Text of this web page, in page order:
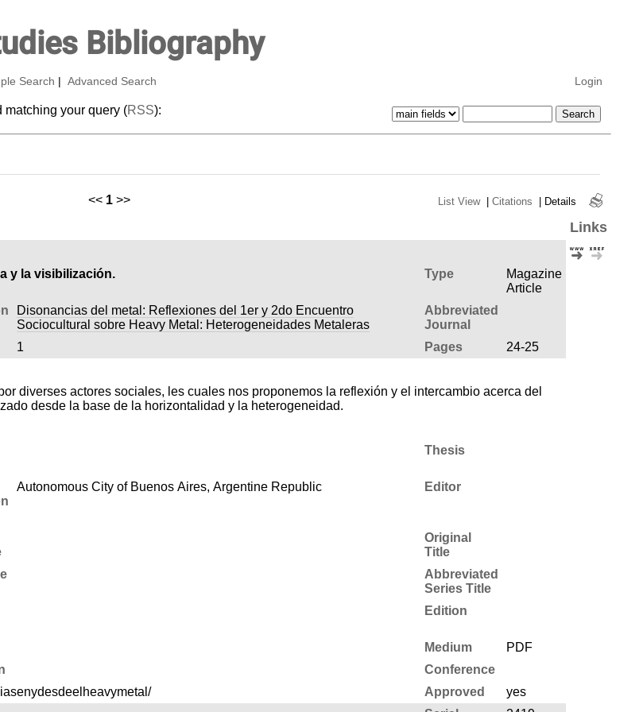
Bibliography
Search Advanced Search Login
matching your query (RSS):
<< 1 >> List View | Citations | Details
Links
y la visibilización. Type
Magazine
Article
Disonancias del metal: Reflexiones del 1er y 2do Encuentro
Sociocultural sobre Heavy Metal: Heterogeneidades Metaleras
Abbreviated
Journal
1 Pages
24-25
diverses actores sociales, les cuales nos proponemos la reflexión y el intercambio acerca del
desde la base de la horizontalidad y la heterogeneidad.
Thesis
Autonomous City of Buenos Aires, Argentine Republic Editor
Original
Title
Abbreviated
Series Title
Edition
Medium
PDF
Conference
Approved
yes